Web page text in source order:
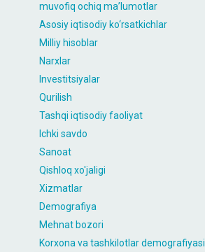
muvofiq ochiq maʼlumotlar
Asosiy iqtisodiy ko‘rsatkichlar
Milliy hisoblar
Narxlar
Investitsiyalar
Qurilish
Tashqi iqtisodiy faoliyat
Ichki savdo
Sanoat
Qishloq xo'jaligi
Xizmatlar
Demografiya
Mehnat bozori
Korxona va tashkilotlar demografiyasi